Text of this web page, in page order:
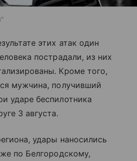
этих атак один
пострадали, из них
Кроме того,
мужчина, получивший
ударе беспилотника
3 августа.
удары наносились
по Белгородскому,